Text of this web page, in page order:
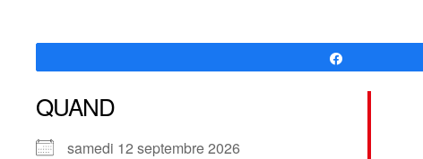
QUAND
samedi 12 septembre 2026